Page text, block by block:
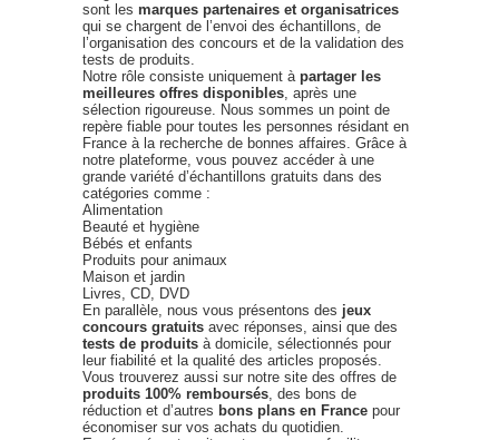
sont les marques partenaires et organisatrices
qui se chargent de l’envoi des échantillons, de
l’organisation des concours et de la validation des
tests de produits.
Notre rôle consiste uniquement à partager les
meilleures offres disponibles, après une
sélection rigoureuse. Nous sommes un point de
repère fiable pour toutes les personnes résidant en
France à la recherche de bonnes affaires. Grâce à
notre plateforme, vous pouvez accéder à une
grande variété d’échantillons gratuits dans des
catégories comme :
Alimentation
Beauté et hygiène
Bébés et enfants
Produits pour animaux
Maison et jardin
Livres, CD, DVD
En parallèle, nous vous présentons des jeux
concours gratuits avec réponses, ainsi que des
tests de produits à domicile, sélectionnés pour
leur fiabilité et la qualité des articles proposés.
Vous trouverez aussi sur notre site des offres de
produits 100% remboursés, des bons de
réduction et d’autres bons plans en France pour
économiser sur vos achats du quotidien.